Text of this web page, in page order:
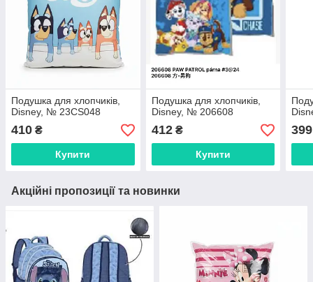
Подушка для хлопчиків,
Disney, № 23CS048
410 ₴
Купити
Подушка для хлопчиків,
Disney, № 206608
412₴
Купити
399
Акційні пропозиції та новинки